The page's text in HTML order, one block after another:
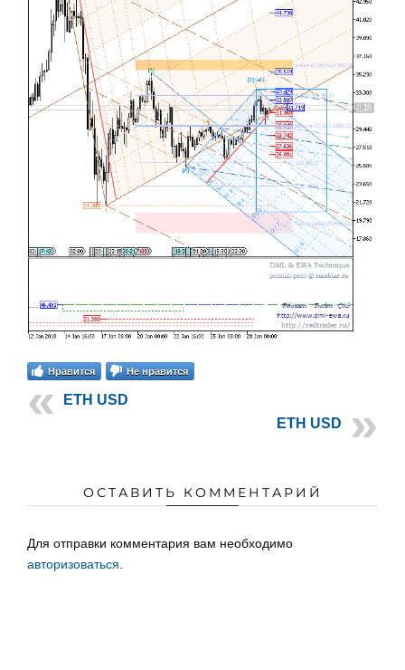
Нравится Не нравится
ETH USD
ETH USD
ОСТАВИТЬ КОММЕНТАРИЙ
Для отправки комментария вам необходимо
авторизоваться